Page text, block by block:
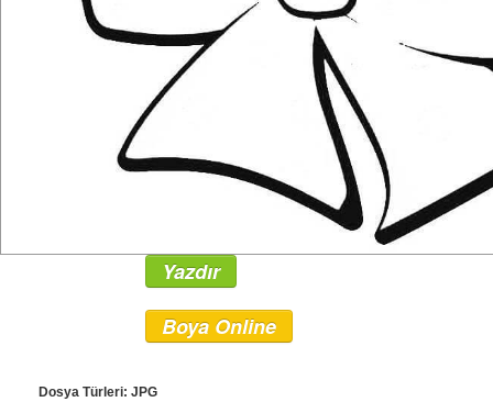
Yazdır
Boya Online
Dosya Türleri: JPG